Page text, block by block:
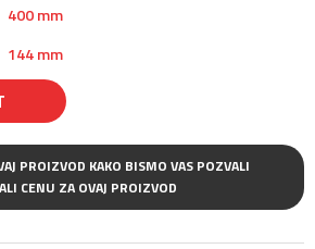
400 mm
144 mm
PROIZVOD KAKO BISMO VAS POZVALI
I/ILI POSLALI CENU ZA OVAJ PROIZVOD